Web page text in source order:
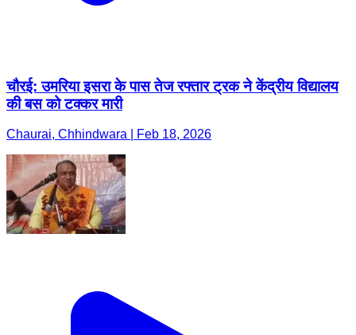
चौरई: उमरिया इसरा के पास तेज रफ्तार ट्रक ने केंद्रीय विद्यालय
की बस को टक्कर मारी
Chaurai, Chhindwara | Feb 18, 2026